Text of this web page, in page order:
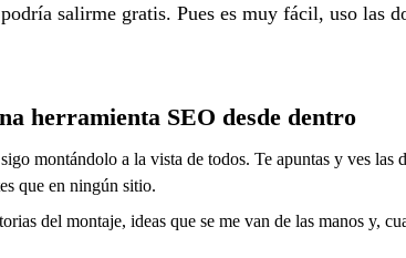
salirme gratis. Pues es muy fácil, uso las
herramienta SEO desde dentro
montándolo a la vista de todos. Te apuntas y ves las
que en ningún sitio.
del montaje, ideas que se me van de las manos y,